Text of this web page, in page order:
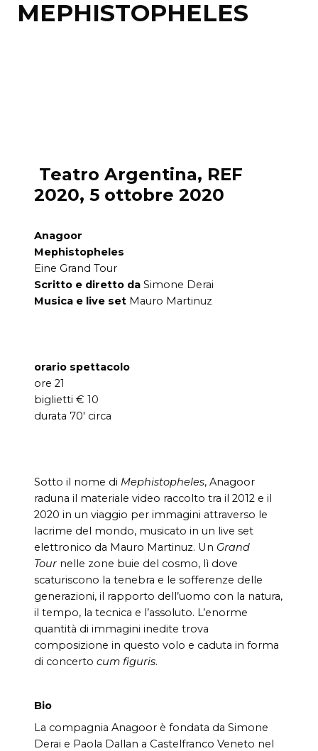
MEPHISTOPHELES
Teatro Argentina, REF
2020, 5 ottobre 2020
Anagoor
Mephistopheles
Eine Grand Tour
Scritto e diretto da Simone Derai
Musica e live set Mauro Martinuz
orario spettacolo
ore 21
biglietti € 10
durata 70′ circa
Sotto il nome di Mephistopheles, Anagoor
raduna il materiale video raccolto tra il 2012 e il
2020 in un viaggio per immagini attraverso le
lacrime del mondo, musicato in un live set
elettronico da Mauro Martinuz. Un Grand
Tour nelle zone buie del cosmo, lì dove
scaturiscono la tenebra e le sofferenze delle
generazioni, il rapporto dell’uomo con la natura,
il tempo, la tecnica e l’assoluto. L’enorme
quantità di immagini inedite trova
composizione in questo volo e caduta in forma
di concerto cum figuris.
Bio
La compagnia Anagoor è fondata da Simone
Derai e Paola Dallan a Castelfranco Veneto nel